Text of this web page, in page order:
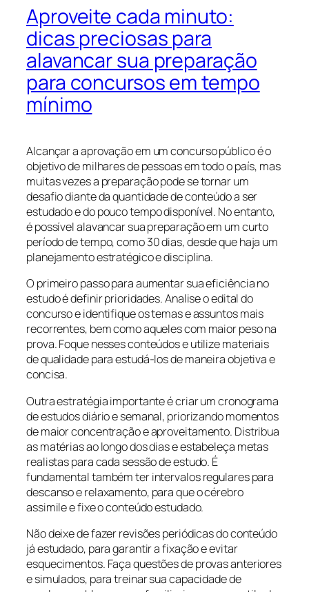
Aproveite cada minuto:
dicas preciosas para
alavancar sua preparação
para concursos em tempo
mínimo
Alcançar a aprovação em um concurso público é o
objetivo de milhares de pessoas em todo o país, mas
muitas vezes a preparação pode se tornar um
desafio diante da quantidade de conteúdo a ser
estudado e do pouco tempo disponível. No entanto,
é possível alavancar sua preparação em um curto
período de tempo, como 30 dias, desde que haja um
planejamento estratégico e disciplina.
O primeiro passo para aumentar sua eficiência no
estudo é definir prioridades. Analise o edital do
concurso e identifique os temas e assuntos mais
recorrentes, bem como aqueles com maior peso na
prova. Foque nesses conteúdos e utilize materiais
de qualidade para estudá-los de maneira objetiva e
concisa.
Outra estratégia importante é criar um cronograma
de estudos diário e semanal, priorizando momentos
de maior concentração e aproveitamento. Distribua
as matérias ao longo dos dias e estabeleça metas
realistas para cada sessão de estudo. É
fundamental também ter intervalos regulares para
descanso e relaxamento, para que o cérebro
assimile e fixe o conteúdo estudado.
Não deixe de fazer revisões periódicas do conteúdo
já estudado, para garantir a fixação e evitar
esquecimentos. Faça questões de provas anteriores
e simulados, para treinar sua capacidade de